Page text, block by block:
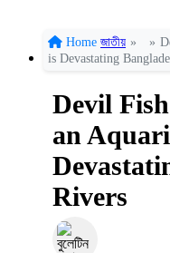
Home জাতীয় » »
is Devastating
Devil
an
Rivers